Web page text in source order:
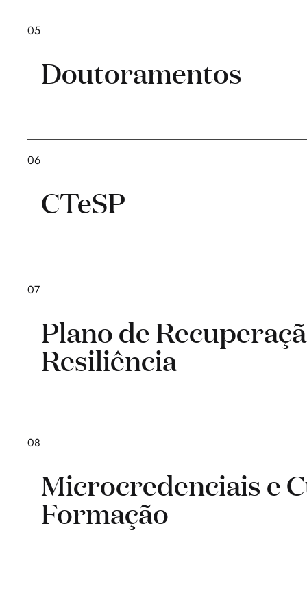
05
Doutoramentos
06
CTeSP
07
Plano de
Resiliência
08
Microcredenciais e
Formação